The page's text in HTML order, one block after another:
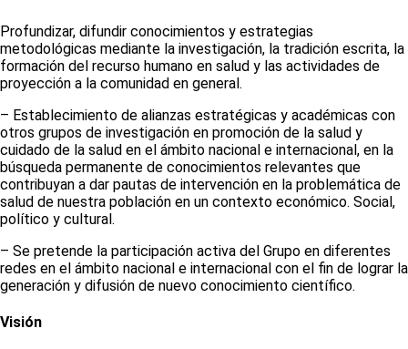
Profundizar, difundir conocimientos y estrategias
metodológicas mediante la investigación, la tradición escrita, la
formación del recurso humano en salud y las actividades de
proyección a la comunidad en general.
– Establecimiento de alianzas estratégicas y académicas con
otros grupos de investigación en promoción de la salud y
cuidado de la salud en el ámbito nacional e internacional, en la
búsqueda permanente de conocimientos relevantes que
contribuyan a dar pautas de intervención en la problemática de
salud de nuestra población en un contexto económico. Social,
político y cultural.
– Se pretende la participación activa del Grupo en diferentes
redes en el ámbito nacional e internacional con el fin de lograr la
generación y difusión de nuevo conocimiento científico.
Visión